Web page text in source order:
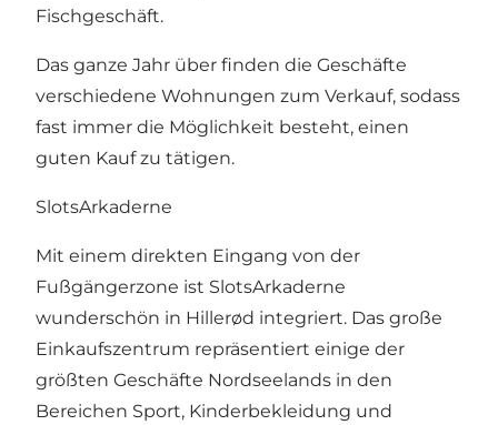
Fischgeschäft.
Das ganze Jahr über finden die Geschäfte
verschiedene Wohnungen zum Verkauf, sodass
fast immer die Möglichkeit besteht, einen
guten Kauf zu tätigen.
SlotsArkaderne
Mit einem direkten Eingang von der
Fußgängerzone ist SlotsArkaderne
wunderschön in Hillerød integriert. Das große
Einkaufszentrum repräsentiert einige der
größten Geschäfte Nordseelands in den
Bereichen Sport, Kinderbekleidung und